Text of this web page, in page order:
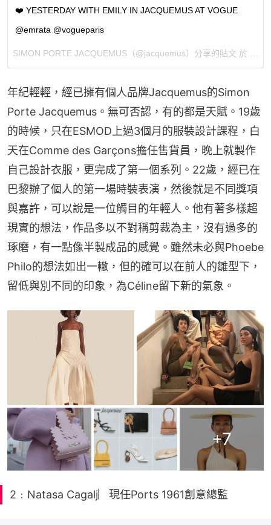
❤️ YESTERDAY WITH EMILY IN JACQUEMUS AT VOGUE
@emrata @vogueparis
SIMON PORTE JACQUEMUS （@jacquemus）分享的貼文 於
年紀輕輕，經已擁有個人品牌Jacquemus的Simon
Porte Jacquemus。無可否認，有的都是天賦。19歲
的時候，只在ESMOD上過3個月的服裝設計課程，白
天在Comme des Garçons擔任售貨員，晚上就製作
自己設計衣服，更完成了第一個系列。22歲，經已在
巴黎辦了個人的第一場時裝表演，然後就是不同獎項
與嘉許，可以說是一位觸目的年輕人。他有著多樣超
現實的想法，作品多以不對稱剪裁為主，沒有過多的
琢磨，有一點像半製成品的感覺。雖然未必與Phoebe
Philo的想法如出一轍，但的確可以在前人的雛型下，
留低與別不同的印象，為Céline留下新的氣象。
+7
2﹕Natasa Cagalj︳現任Ports 1961創意總監